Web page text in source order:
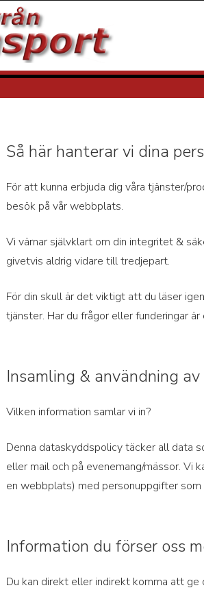
Så här hanterar vi dina
För att kunna erbjuda dig våra tjänster/
besök på vår webbplats.
Vi värnar självklart om din integritet &
givetvis aldrig vidare till tredjepart.
För din skull är det viktigt att du läser
tjänster. Har du frågor eller funderingar
Insamling & användning
Vilken information samlar vi in?
Denna dataskyddspolicy täcker all data
eller mail och på evenemang/mässor. Vi
en webbplats) med personuppgifter
Information du förser oss
Du kan direkt eller indirekt komma att